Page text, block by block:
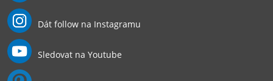
Dát follow na Instagramu
Sledovat na Youtube